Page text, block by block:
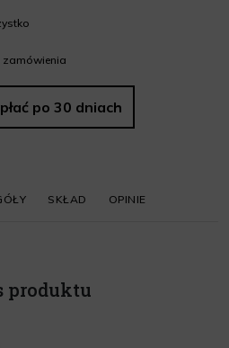
zamówienia
po 30 dniach
SKŁAD OPINIE
produktu